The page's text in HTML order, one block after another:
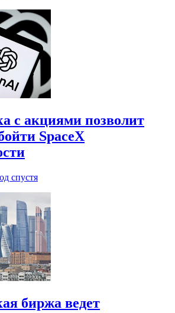
с акциями позволит
SpaceX
спустя
биржа ведет